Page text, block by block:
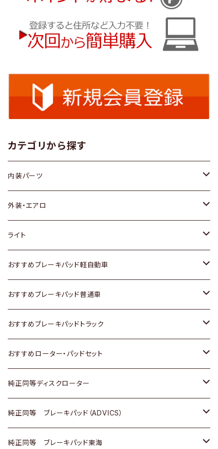
カテゴリから探す
内装パーツ
トヨタ
ホンダ
スズキ
日産
いすゞ
ダイハツ
マツダ
三菱
スバル
外装・エアロ
トヨタ
ホンダ
スズキ
日産
いすゞ
ダイハツ
マツダ
三菱
ライト
トヨタ
スズキ
日産
いすゞ
ダイハツ
三菱
日野
おすすめブレーキパッド軽自動車
トヨタ
ホンダ
スズキ
日産
ダイハツ
マツダ
おすすめブレーキパッド普通車
トヨタ
ホンダ
スズキ
日産
いすゞ
おすすめブレーキパッドトラック
トヨタ
日産
いすゞ
ダイハツ
おすすめローター・パッドセット
トヨタ
ホンダ
スズキ
純正同等ディスクローター
トヨタ
ホンダ
純正同等 ブレーキパッド（ADVICS）
トヨタ
純正同等 ブレーキパッド東海